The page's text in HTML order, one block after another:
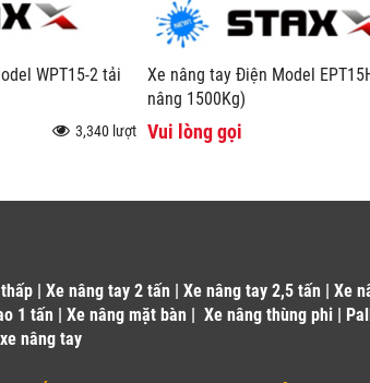
WPT15-2 tải
3,340 lượt
Xe nâng tay Điện Model
nâng 1500Kg)
Vui lòng gọi
Xe nâng tay 2 tấn Xe nâng tay 2,5 tấn Xe
1 tấn Xe nâng mặt bàn Xe nâng thùng phi
nâng tay